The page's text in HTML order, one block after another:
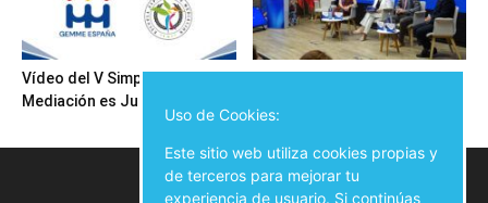
Vídeo del V Simposio
Mediación es Justicia
Uso de Cookies:
Este sitio web utiliza cookies propias y
de terceros para mejorar tu
experiencia de usuario. Si continúas